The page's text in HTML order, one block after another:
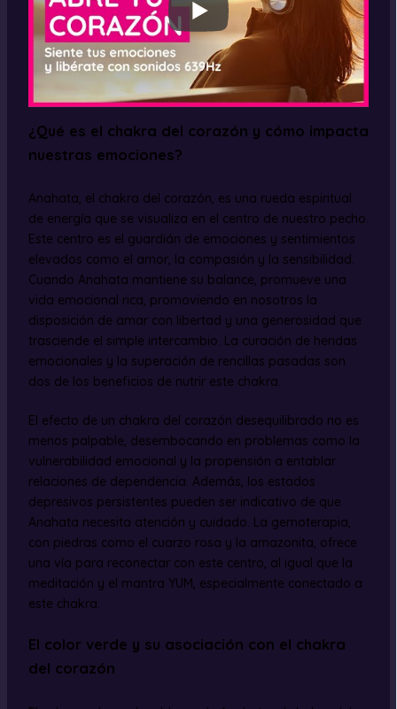
¿Qué es el chakra del corazón y cómo impacta
nuestras emociones?
Anahata, el chakra del corazón, es una rueda espiritual
de energía que se visualiza en el centro de nuestro pecho.
Este centro es el guardián de emociones y sentimientos
elevados como el amor, la compasión y la sensibilidad.
Cuando Anahata mantiene su balance, promueve una
vida emocional rica, promoviendo en nosotros la
disposición de amar con libertad y una generosidad que
trasciende el simple intercambio. La curación de heridas
emocionales y la superación de rencillas pasadas son
dos de los beneficios de nutrir este chakra.
El efecto de un chakra del corazón desequilibrado no es
menos palpable, desembocando en problemas como la
vulnerabilidad emocional y la propensión a entablar
relaciones de dependencia. Además, los estados
depresivos persistentes pueden ser indicativo de que
Anahata necesita atención y cuidado. La gemoterapia,
con piedras como el cuarzo rosa y la amazonita, ofrece
una vía para reconectar con este centro, al igual que la
meditación y el mantra YUM, especialmente conectado a
este chakra.
El color verde y su asociación con el chakra
del corazón